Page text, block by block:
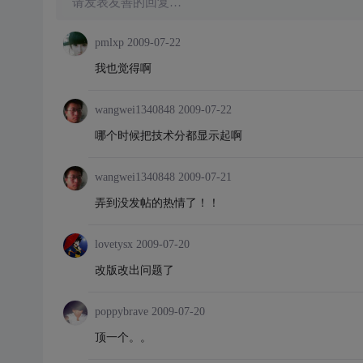
pmlxp 2009-07-22
我也觉得啊
wangwei1340848 2009-07-22
哪个时候把技术分都显示起啊
wangwei1340848 2009-07-21
弄到没发帖的热情了！！
lovetysx 2009-07-20
改版改出问题了
poppybrave 2009-07-20
顶一个。。